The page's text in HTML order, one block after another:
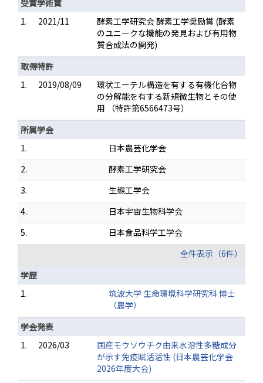
受賞学術賞
1.
2021/11
酵素工学研究会 酵素工学奨励賞 (酵素
のユニークな機能の発見および有用物
質合成法の開発)
取得特許
1.
2019/08/09
環状エーテル構造を有する有機化合物
の分解能を有する新規微生物とその使
用 （特許第6566473号）
所属学会
1.
日本農芸化学会
2.
酵素工学研究会
3.
生態工学会
4.
日本宇宙生物科学会
5.
日本食品科学工学会
全件表示（6件）
学歴
1.
筑波大学 生命環境科学研究科 博士
（農学）
学会発表
1.
2026/03
国産モウソウチク由来水溶性多糖成分
が示す免疫賦活活性 (日本農芸化学会
2026年度大会)